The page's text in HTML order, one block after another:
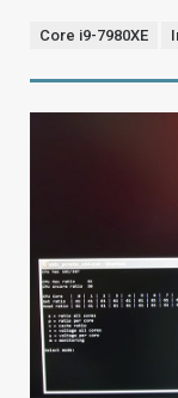
Core i9-7980XE